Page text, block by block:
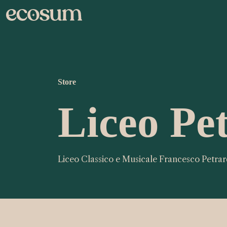
Store
Liceo
Liceo Classico e Musicale Francesco